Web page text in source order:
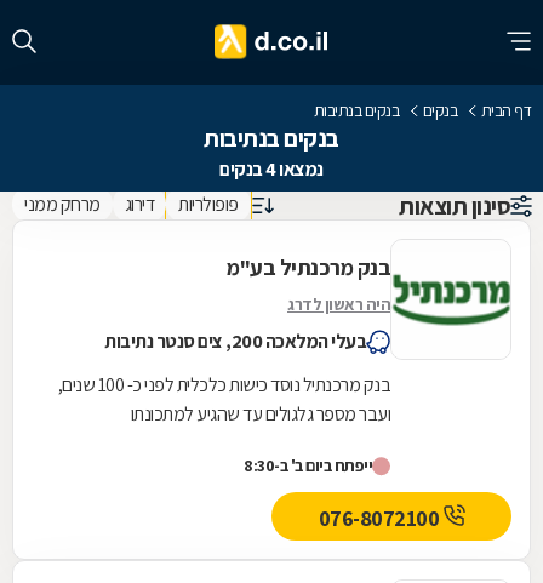
דף הבית בנקים בנקים בנתיבות
בנקים בנתיבות
נמצאו 4 בנקים
סינון תוצאות פופולריות דירוג מרחק ממני
בנק מרכנתיל בע"מ
היה ראשון לדרג
בעלי המלאכה 200, צים סנטר נתיבות
בנק מרכנתיל נוסד כישות כלכלית לפני כ- 100 שנים,
ועבר מספר גלגולים עד שהגיע למתכונתו
ובהם ניתנים...
ייפתח ביום ב' ב-8:30